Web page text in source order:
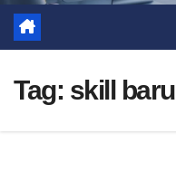
Tag: skill baru